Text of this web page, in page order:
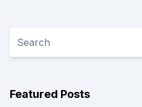
Featured Posts